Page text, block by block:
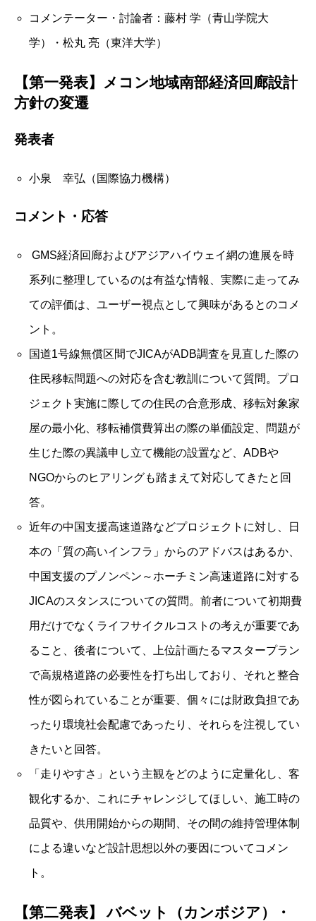
コメンテーター・討論者：藤村 学（青山学院大
学）・松丸 亮（東洋大学）
【第一発表】メコン地域南部経済回廊設計
方針の変遷
発表者
小泉 幸弘（国際協力機構）
コメント・応答
GMS経済回廊およびアジアハイウェイ網の進展を時
系列に整理しているのは有益な情報、実際に走ってみ
ての評価は、ユーザー視点として興味があるとのコメ
ント。
国道1号線無償区間でJICAがADB調査を見直した際の
住民移転問題への対応を含む教訓について質問。プロ
ジェクト実施に際しての住民の合意形成、移転対象家
屋の最小化、移転補償費算出の際の単価設定、問題が
生じた際の異議申し立て機能の設置など、ADBや
NGOからのヒアリングも踏まえて対応してきたと回
答。
近年の中国支援高速道路などプロジェクトに対し、日
本の「質の高いインフラ」からのアドバスはあるか、
中国支援のプノンペン～ホーチミン高速道路に対する
JICAのスタンスについての質問。前者について初期費
用だけでなくライフサイクルコストの考えが重要であ
ること、後者について、上位計画たるマスタープラン
で高規格道路の必要性を打ち出しており、それと整合
性が図られていることが重要、個々には財政負担であ
ったり環境社会配慮であったり、それらを注視してい
きたいと回答。
「走りやすさ」という主観をどのように定量化し、客
観化するか、これにチャレンジしてほしい、施工時の
品質や、供用開始からの期間、その間の維持管理体制
による違いなど設計思想以外の要因についてコメン
ト。
【第二発表】 バベット（カンボジア）・